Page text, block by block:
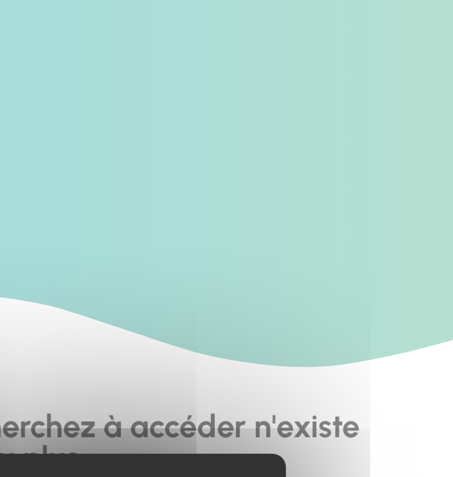
à accéder n'existe
plus.